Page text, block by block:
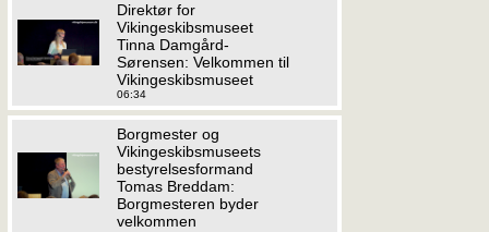
Direktør for
Vikingeskibsmuseet
Tinna Damgård-
Sørensen: Velkommen til
Vikingeskibsmuseet
06:34
Borgmester og
Vikingeskibsmuseets
bestyrelsesformand
Tomas Breddam:
Borgmesteren byder
velkommen